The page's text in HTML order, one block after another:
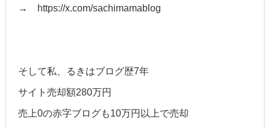
→ https://x.com/sachimamablog
そして私、るきはブログ歴7年
サイト売却額280万円
売上0の赤字ブログも10万円以上で売却